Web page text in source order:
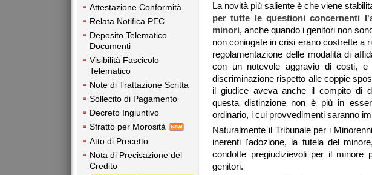
Attestazione Conformità
Relata Notifica PEC
Deposito Telematico
Documenti
Visibilità Fascicolo
Telematico
Note di Trattazione Scritta
Sollecito di Pagamento
Decreto Ingiuntivo
Sfratto per Morosità
Atto di Precetto
Nota di Precisazione del
Credito
La novità più saliente è che viene
per tutte le questioni concernenti
minori, anche quando i genitori non
non coniugate in crisi erano costrette a
regolamentazione delle modalità di
con un notevole aggravio di costi, e
discriminazione rispetto alle coppie
il giudice aveva anche il compito di
questa distinzione non è più in
ordinario, i cui provvedimenti saranno
Naturalmente il Tribunale per i
inerenti l'adozione, la tutela del
condotte pregiudizievoli per il
genitori.